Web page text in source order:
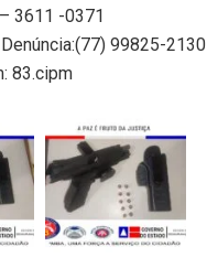
3611 -0371
99825-2130
83.cipm